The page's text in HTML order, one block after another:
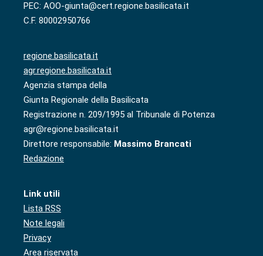
PEC: AOO-giunta@cert.regione.basilicata.it
C.F. 80002950766
regione.basilicata.it
agr.regione.basilicata.it
Agenzia stampa della
Giunta Regionale della Basilicata
Registrazione n. 209/1995 al Tribunale di Potenza
agr@regione.basilicata.it
Direttore responsabile: Massimo Brancati
Redazione
Link utili
Lista RSS
Note legali
Privacy
Area riservata